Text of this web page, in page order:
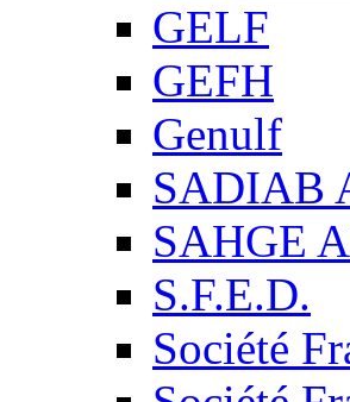
GELF
GEFH
Genulf
SADIAB
SAHGE
S.F.E.D.
Société